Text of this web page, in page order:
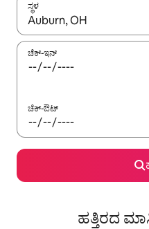
ಸ್ಥಳ
ಫಲಿತಾಂಶಗಳು ಲಭ್ಯವಿರುವಾಗ,
ಚೆಕ್-ಇನ್
ಚೆಕ್-ಔಟ್
ಹತ್ತಿರದ